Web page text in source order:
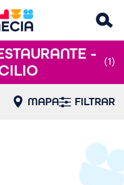
-
(1)
MAPA FILTRAR